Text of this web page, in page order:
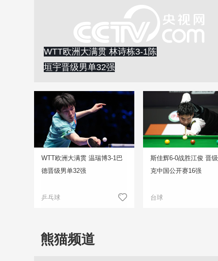
WTT欧洲大满贯 林诗栋3-1陈
垣宇晋级男单32强
WTT欧洲大满贯 温瑞博3-1巴
德晋级男单32强
乒乓球
斯佳辉6-0战胜江俊 晋
克中国公开赛16强
台球
熊猫频道